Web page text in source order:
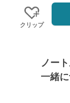
クリップ
ノー
一緒